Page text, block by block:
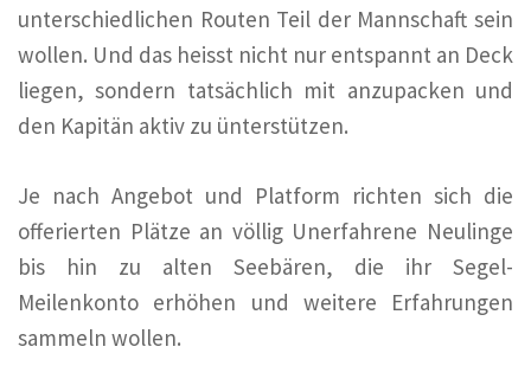
unterschiedlichen Routen Teil der Mannschaft sein
wollen. Und das heisst nicht nur entspannt an Deck
liegen, sondern tatsächlich mit anzupacken und
den Kapitän aktiv zu ünterstützen.
Je nach Angebot und Platform richten sich die
offerierten Plätze an völlig Unerfahrene Neulinge
bis hin zu alten Seebären, die ihr Segel-
Meilenkonto erhöhen und weitere Erfahrungen
sammeln wollen.